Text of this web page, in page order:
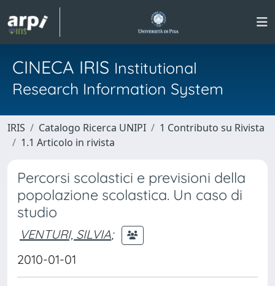
CINECA IRIS Institutional
Research Information System
IRIS Catalogo Ricerca UNIPI
1 Contributo su Rivista
1.1 Articolo in rivista
Percorsi scolastici e previsioni della
popolazione scolastica. Un caso di
studio
VENTURI, SILVIA;
2010-01-01